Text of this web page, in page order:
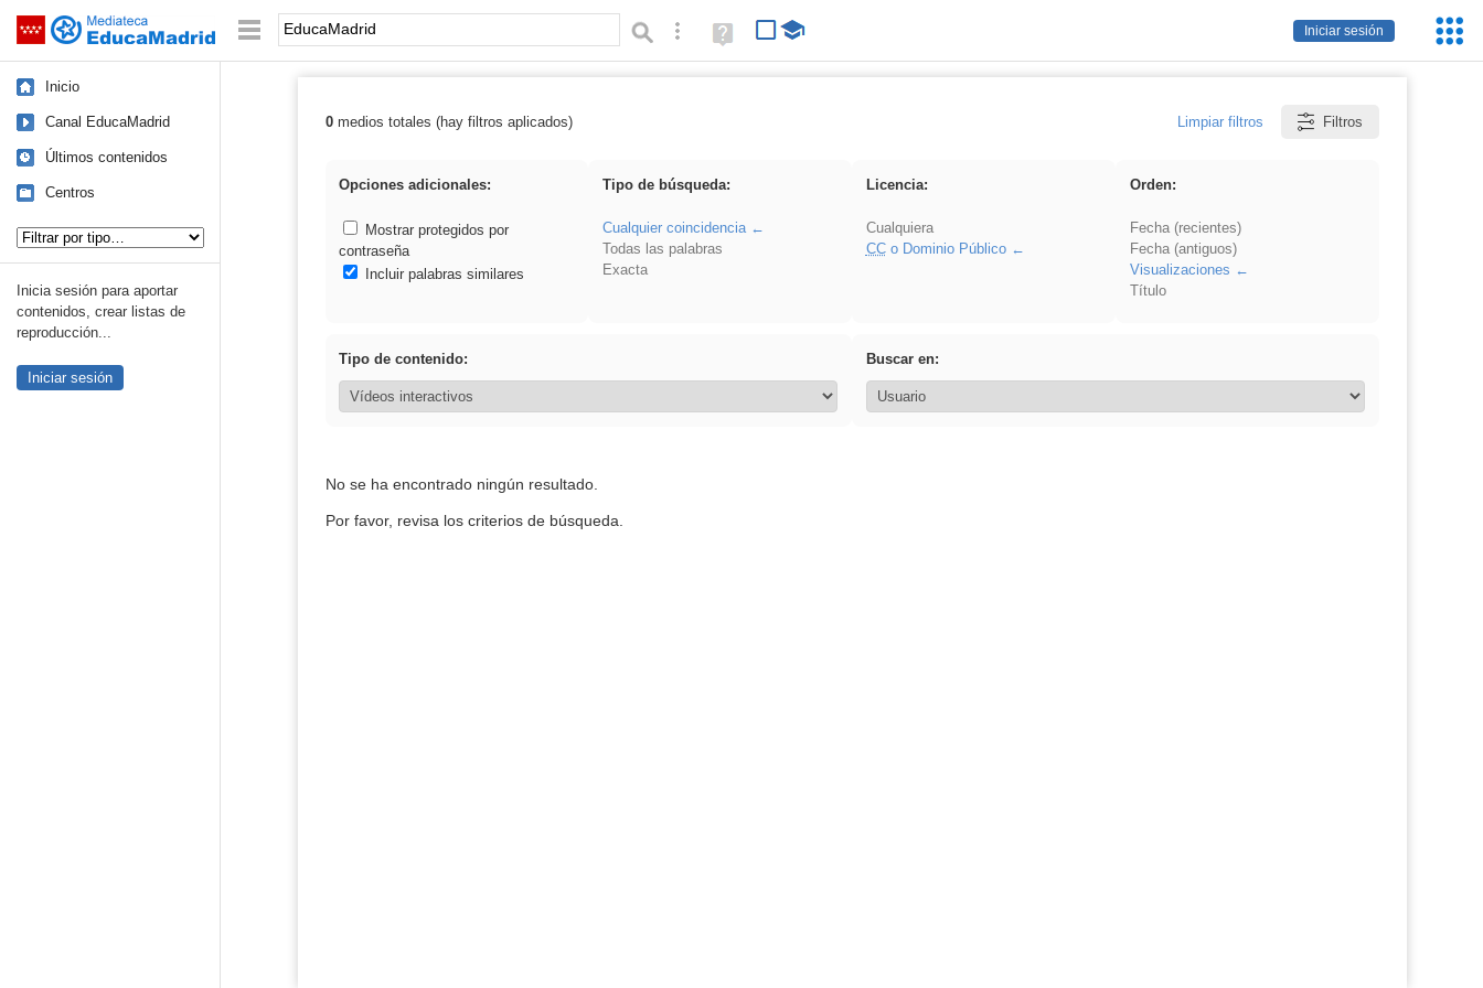
Saltar navegación
Iniciar sesión
Palabra o frase: Búsqueda avanzada
Ayuda
(en
Inicio
Canal EducaMadrid
Últimos contenidos
Centros
Inicia sesión para aportar
contenidos, crear listas de
reproducción...
Iniciar sesión
Resultados de: EducaMadrid
0medios totales (hay filtros aplicados) Limpiar filtros Filtros
Opciones adicionales:
Mostrar protegidos por
contraseña
Incluir palabras similares
Tipo de búsqueda:
Cualquier coincidencia
Todas las palabras
Exacta
Licencia:
Cualquiera
CCo Dominio Público
Orden:
Fecha (recientes)
Fecha (antiguos)
Visualizaciones
Título
Tipo de contenido: Buscar en:
No se ha encontrado ningún resultado.
Por favor, revisa los criterios de búsqueda.